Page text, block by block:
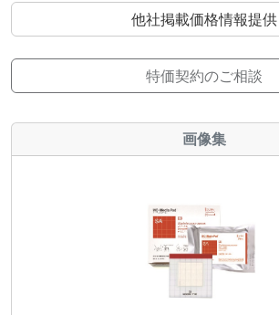
他社掲載価格情報提供
特価契約のご相談
画像集